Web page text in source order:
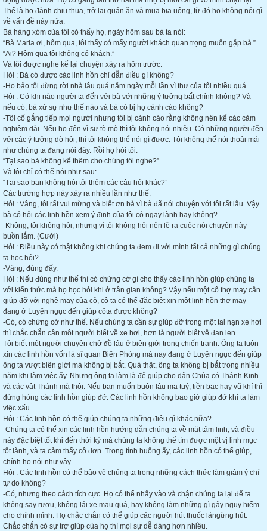
Thế là họ đành chịu thua, trở lại quán ăn và mua bia uống, từ đó họ không nói gì
về vấn đề này nữa.
Bà hàng xóm của tôi có thấy họ, ngày hôm sau bà ta nói:
“Bà Maria ơi, hôm qua, tôi thấy có mấy người khách quan trọng muốn gặp bà.”
“Ai? Hôm qua tôi không có khách.”
Và tôi được nghe kể lại chuyện xảy ra hôm trước.
Hỏi : Bà có được các linh hồn chỉ dẫn điều gì không?
-Họ bảo tôi đừng rời nhà lâu quá năm ngày mỗi lần vì thư của tôi nhiều quá.
Hỏi : Có khi nào người ta đến với bà với những ý tưởng bất chính không? Và
nếu có, bà xử sự như thế nào và bà có bị họ cảnh cáo không?
-Tôi cố gắng tiếp mọi người nhưng tôi bị cảnh cáo rằng không nên kể các cảm
nghiệm dài. Nếu họ đến vì sự tò mò thì tôi không nói nhiều. Có những người đến
với các ý tưởng dò hỏi, thì tôi không thể nói gì được. Tôi không thể nói thoải mái
như chúng ta đang nói đây. Rồi họ hỏi tôi:
“Tại sao bà không kể thêm cho chúng tôi nghe?”
Và tôi chỉ có thể nói như sau:
“Tại sao bạn không hỏi tôi thêm các câu hỏi khác?”
Các trường hợp này xảy ra nhiều lần như thế.
Hỏi : Vâng, tôi rất vui mừng và biết ơn bà vì bà đã nói chuyện với tôi rất lâu. Vậy
bà có hỏi các linh hồn xem ý định của tôi có ngay lành hay không?
-Không, tôi không hỏi, nhưng vì tôi không hỏi nên lẽ ra cuộc nói chuyện này
buồn lắm. (Cười)
Hỏi : Điều này có thật không khi chúng ta đem đi với mình tất cả những gì chúng
ta học hỏi?
-Vâng, đúng đấy.
Hỏi : Nếu đúng như thế thì có chứng cớ gì cho thấy các linh hồn giúp chúng ta
với kiến thức mà họ học hỏi khi ở trần gian không? Vậy nếu một cô thợ may cần
giúp đỡ với nghề may của cô, cô ta có thể đặc biệt xin một linh hồn thợ may
đang ở Luyện ngục đến giúp côta được không?
-Có, có chứng cớ như thế. Nếu chúng ta cần sự giúp đỡ trong một tai nạn xe hơi
thì chắc chắn cần một người biết về xe hơi, hơn là người biết về đan len.
Tôi biết một người chuyên chở đồ lậu ở biên giới trong chiến tranh. Ông ta luôn
xin các linh hồn vốn là sĩ quan Biên Phòng mà nay đang ở Luyện ngục đến giúp
ông ta vượt biên giới mà không bị bắt. Quả thật, ông ta không bị bắt trong nhiều
năm khi làm việc ấy. Nhưng ông ta làm là để giúp cho dân Chúa có Thánh Kinh
và các vật Thánh mà thôi. Nếu bạn muốn buôn lậu ma tuý, tiền bạc hay vũ khí thì
đừng hòng các linh hồn giúp đỡ. Các linh hồn không bao giờ giúp đỡ khi ta làm
việc xấu.
Hỏi : Các linh hồn có thể giúp chúng ta những điều gì khác nữa?
-Chúng ta có thể xin các linh hồn hướng dẫn chúng ta về mặt tâm linh, và điều
này đặc biệt tốt khi đến thời kỳ mà chúng ta không thể tìm được một vị linh mục
tốt lành, và ta cảm thấy cô đơn. Trong tình huống ấy, các linh hồn có thể giúp,
chính họ nói như vậy.
Hỏi : Các linh hồn có thể bảo vệ chúng ta trong những cách thức làm giảm ý chí
tự do không?
-Có, nhưng theo cách tích cực. Họ có thể nhẩy vào và chận chúng ta lại để ta
không say rượu, không lái xe mau quá, hay không làm những gì gây nguy hiểm
cho chính mình. Họ chắc chắn có thể giúp các người hút thuốc lángừng hút.
Chắc chắn có sự trợ giúp của họ thì mọi sự dễ dàng hơn nhiều.